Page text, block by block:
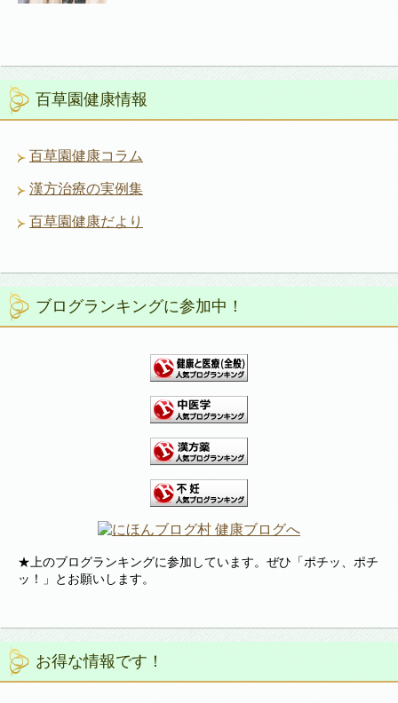
百草園健康情報
百草園健康コラム
漢方治療の実例集
百草園健康だより
ブログランキングに参加中！
★上のブログランキングに参加しています。ぜひ「ポチッ、ポチ
ッ！」とお願いします。
お得な情報です！